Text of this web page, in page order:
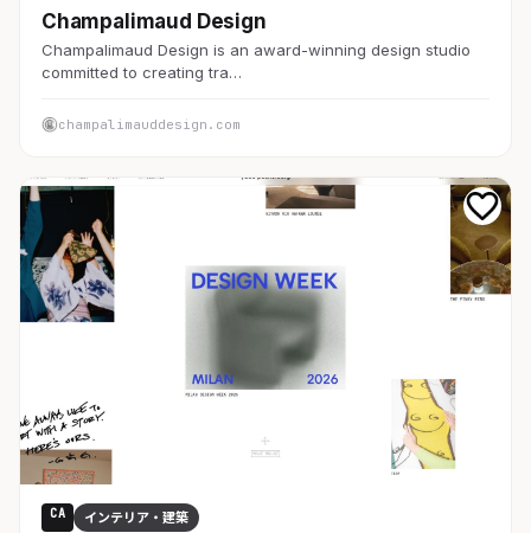
Champalimaud Design
Champalimaud Design is an award-winning design studio
committed to creating tra…
champalimauddesign.com
CA インテリア・建築